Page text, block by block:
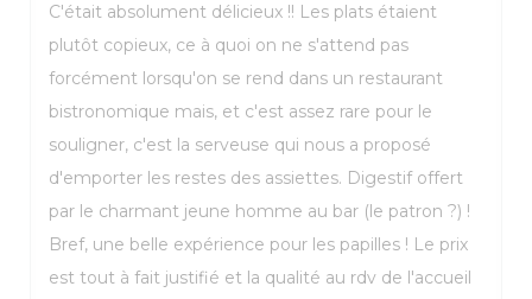
C'était absolument délicieux !! Les plats étaient
plutôt copieux, ce à quoi on ne s'attend pas
forcément lorsqu'on se rend dans un restaurant
bistronomique mais, et c'est assez rare pour le
souligner, c'est la serveuse qui nous a proposé
d'emporter les restes des assiettes. Digestif offert
par le charmant jeune homme au bar (le patron ?) !
Bref, une belle expérience pour les papilles ! Le prix
est tout à fait justifié et la qualité au rdv de l'accueil